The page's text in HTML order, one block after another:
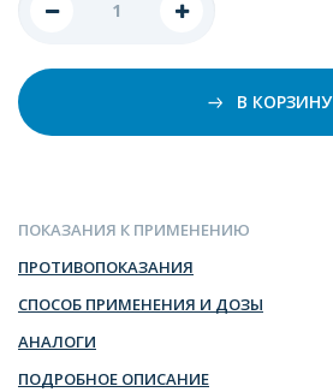
В КОРЗИНУ
ПОКАЗАНИЯ К ПРИМЕНЕНИЮ
ПРОТИВОПОКАЗАНИЯ
СПОСОБ ПРИМЕНЕНИЯ И ДОЗЫ
АНАЛОГИ
ПОДРОБНОЕ ОПИСАНИЕ